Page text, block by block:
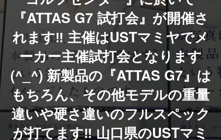
『ATTAS G7 試打会』が開催さ
れます‼️ 主催はUSTマミヤでメ
ーカー主催試打会となります
(^_^) 新製品の『ATTAS G7』は
もちろん、その他モデルの重量
違いや硬さ違いのフルスペック
が打てます‼️ 山口県のUSTマミ